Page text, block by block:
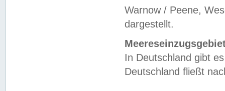
Warnow / Peene,
dargestellt.
In Deutschland gibt
Deutschland fließt